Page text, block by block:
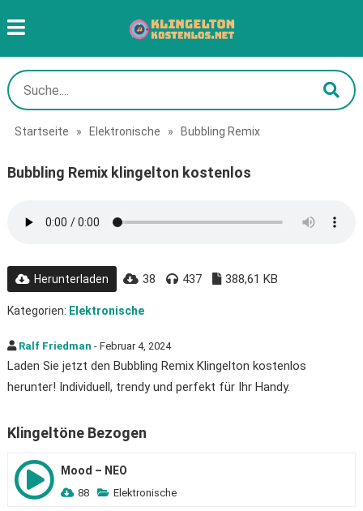
Startseite » Elektronische » Bubbling Remix
Bubbling Remix klingelton kostenlos
Herunterladen 38 437 388,61 KB
Kategorien: Elektronische
Ralf Friedman - Februar 4, 2024
Laden Sie jetzt den Bubbling Remix Klingelton kostenlos
herunter! Individuell, trendy und perfekt für Ihr Handy.
Klingeltöne Bezogen
Mood – NEO
88 Elektronische